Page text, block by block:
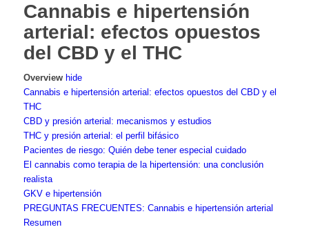
Cannabis e hipertensión
arterial: efectos opuestos
del CBD y el THC
Overview hide
Cannabis e hipertensión arterial: efectos opuestos del CBD y el
THC
CBD y presión arterial: mecanismos y estudios
THC y presión arterial: el perfil bifásico
Pacientes de riesgo: Quién debe tener especial cuidado
El cannabis como terapia de la hipertensión: una conclusión
realista
GKV e hipertensión
PREGUNTAS FRECUENTES: Cannabis e hipertensión arterial
Resumen